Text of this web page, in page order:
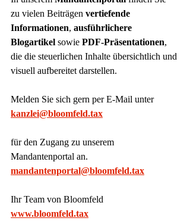
zu vielen Beiträgen vertiefende
Informationen, ausführlichere
Blogartikel sowie PDF-Präsentationen,
die die steuerlichen Inhalte übersichtlich und
visuell aufbereitet darstellen.
Melden Sie sich gern per E-Mail unter
kanzlei@bloomfeld.tax
für den Zugang zu unserem
Mandantenportal an.
mandantenportal@bloomfeld.tax
Ihr Team von Bloomfeld
www.bloomfeld.tax